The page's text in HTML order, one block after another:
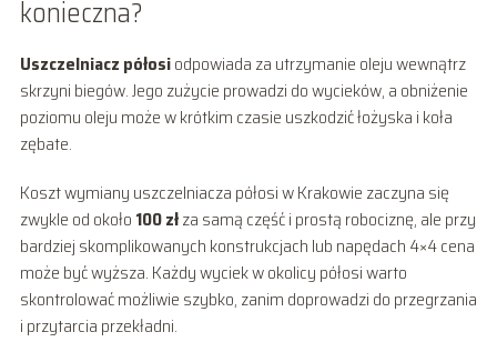
konieczna?
Uszczelniacz półosiodpowiada za utrzymanie oleju wewnątrz
skrzyni biegów. Jego zużycie prowadzi do wycieków, a obniżenie
poziomu oleju może w krótkim czasie uszkodzić łożyska i koła
zębate.
Koszt wymiany uszczelniacza półosi w Krakowie zaczyna się
zwykle od około 100 złza samą część i prostą robociznę, ale przy
bardziej skomplikowanych konstrukcjach lub napędach 4×4 cena
może być wyższa. Każdy wyciek w okolicy półosi warto
skontrolować możliwie szybko, zanim doprowadzi do przegrzania
i przytarcia przekładni.